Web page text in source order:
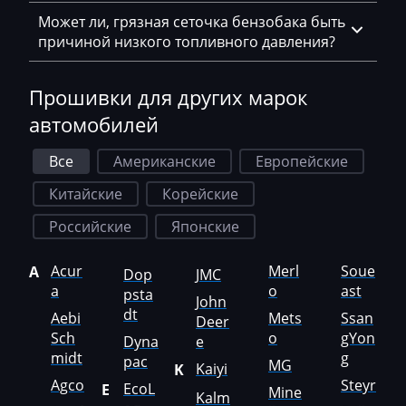
Hatz
Haval
Hidromek
Higer
Hino
Hitachi
Hongqi
Howo
Huanghai
Hummer
Может ли, грязная сеточка бензобака быть
причиной низкого топливного давления?
Прошивки для других марок
автомобилей
Все Американские
Европейские
Китайские
Корейские
Российские
Японские
A Acur
a
Aebi
Sch
midt
Agco
Dop
psta
dt
Dyna
pac
E
EcoL
JMC
John
Deer
e
K
Kaiyi
Kalm
Merl
o
Mets
o
MG
Mine
Soue
ast
Ssan
gYon
g
Steyr